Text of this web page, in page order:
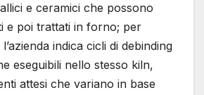
e ceramici che possono
e poi trattati in forno; per
indica cicli di debinding
eseguibili nello stesso kiln,
attesi che variano in base